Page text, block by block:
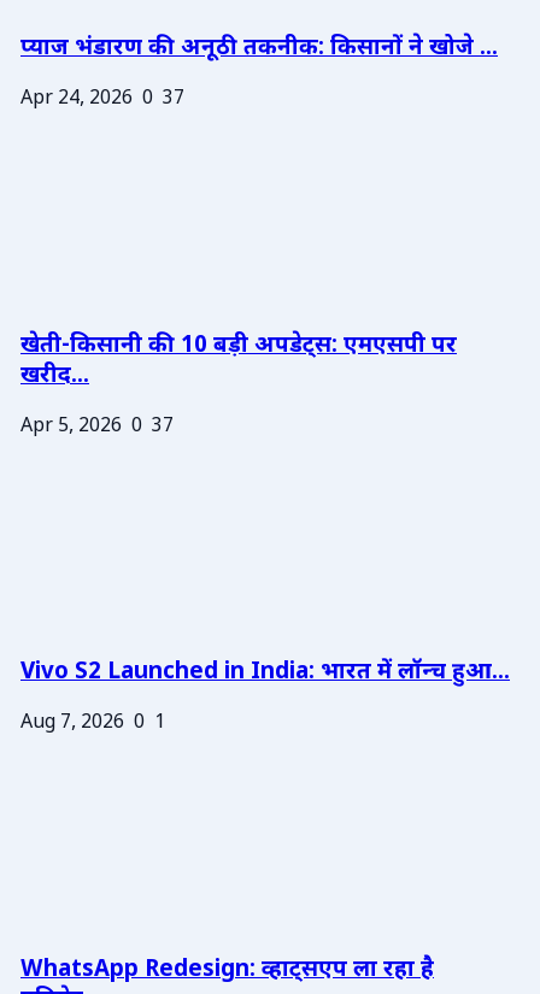
प्याज भंडारण की अनूठी तकनीक: किसानों ने खोजे ...
Apr 24, 2026 0 37
खेती-किसानी की 10 बड़ी अपडेट्स: एमएसपी पर
खरीद...
Apr 5, 2026 0 37
Vivo S2 Launched in India: भारत में लॉन्च हुआ...
Aug 7, 2026 0 1
WhatsApp Redesign: व्हाट्सएप ला रहा है